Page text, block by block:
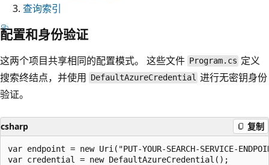
查询索引
配置和身份验证
这两个项目共享相同的配置模式。 这些文件 Program.cs 定义
搜索终结点，并使用
DefaultAzureCredential 进行无密钥身份
验证。
csharp 复制
var endpoint = new Uri("PUT-YOUR-SEARCH-SERVICE-
var credential = new DefaultAzureCredential();